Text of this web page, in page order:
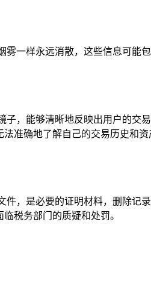
一样永远消散，这些信息可能
，能够清晰地反映出用户的交
准确地了解自己的交易历史和
，是必要的证明材料，删除记
税务部门的质疑和处罚。